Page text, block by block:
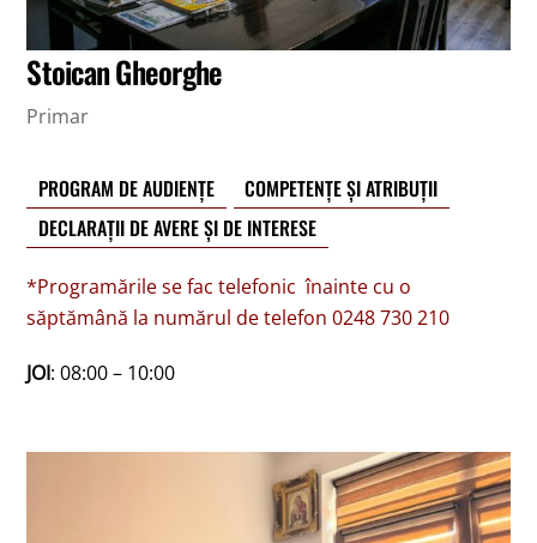
Stoican Gheorghe
Primar
PROGRAM DE AUDIENȚE
COMPETENȚE ȘI ATRIBUȚII
DECLARAȚII DE AVERE ȘI DE INTERESE
*Programările se fac telefonic înainte cu o
săptămână la numărul de telefon 0248 730 210
JOI: 08:00 – 10:00